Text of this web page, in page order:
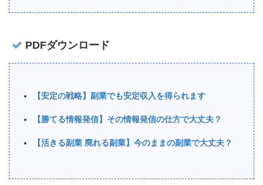
PDFダウンロード
【安定の戦略】副業でも安定収入を得られます
【勝てる情報発信】その情報発信の仕方で大丈夫？
【活きる副業 廃れる副業】今のままの副業で大丈夫？